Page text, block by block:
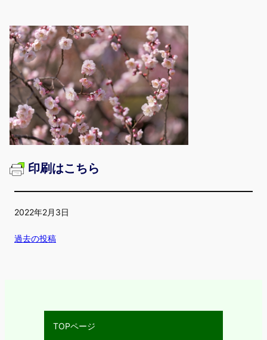
印刷はこちら
2022年2月3日
過去の投稿
TOPページ